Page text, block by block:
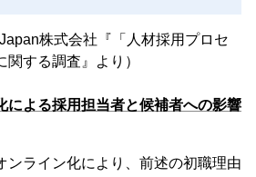
株式会社『「人材採用プロセ
する調査』より）
による採用担当者と候補者への影響
ンライン化により、前述の初職理由